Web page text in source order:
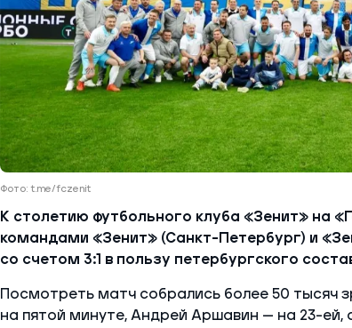
Фото: t.me/fczenit
К столетию футбольного клуба «Зенит» на
командами «Зенит» (Санкт-Петербург) и
со счетом 3:1 в пользу петербургского
Посмотреть матч собрались более 50 тысяч
на пятой минуте, Андрей Аршавин — на 23-